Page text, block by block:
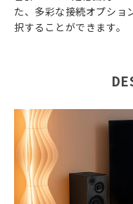
た、多彩な接続オプショ
択することができます。